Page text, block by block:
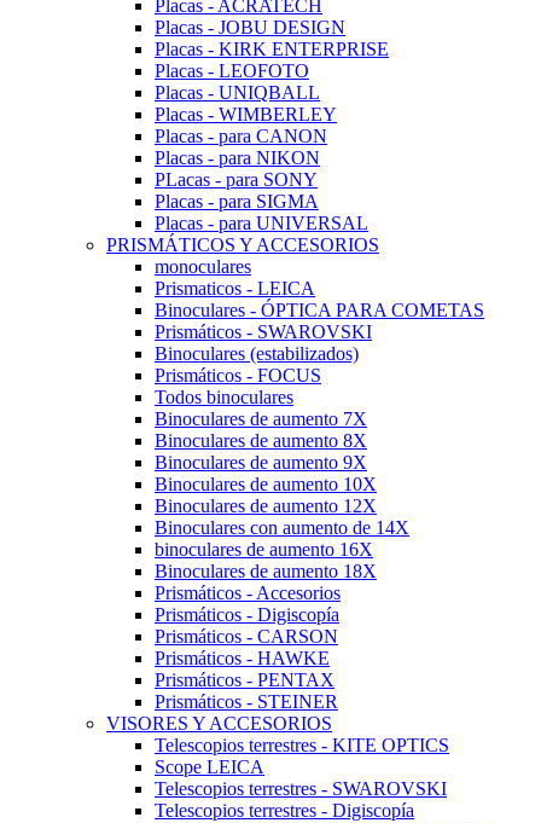
Placas - ACRATECH
Placas - JOBU DESIGN
Placas - KIRK ENTERPRISE
Placas - LEOFOTO
Placas - UNIQBALL
Placas - WIMBERLEY
Placas - para CANON
Placas - para NIKON
PLacas - para SONY
Placas - para SIGMA
Placas - para UNIVERSAL
PRISMÁTICOS Y ACCESORIOS
monoculares
Prismaticos - LEICA
Binoculares - ÓPTICA PARA COMETAS
Prismáticos - SWAROVSKI
Binoculares (estabilizados)
Prismáticos - FOCUS
Todos binoculares
Binoculares de aumento 7X
Binoculares de aumento 8X
Binoculares de aumento 9X
Binoculares de aumento 10X
Binoculares de aumento 12X
Binoculares con aumento de 14X
binoculares de aumento 16X
Binoculares de aumento 18X
Prismáticos - Accesorios
Prismáticos - Digiscopía
Prismáticos - CARSON
Prismáticos - HAWKE
Prismáticos - PENTAX
Prismáticos - STEINER
VISORES Y ACCESORIOS
Telescopios terrestres - KITE OPTICS
Scope LEICA
Telescopios terrestres - SWAROVSKI
Telescopios terrestres - Digiscopía